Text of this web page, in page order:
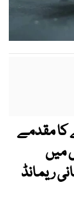
کا مقدمے
میں
ریمانڈ